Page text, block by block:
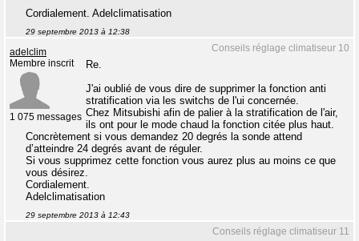
Cordialement. Adelclimatisation
29 septembre 2013 à 12:38
Conseils réglage climatiseur 10
adelclim
Membre inscrit
1 075 messages
Re.
J'ai oublié de vous dire de supprimer la fonction anti
stratification via les switchs de l'ui concernée.
Chez Mitsubishi afin de palier à la stratification de l'air,
ils ont pour le mode chaud la fonction citée plus haut.
Concrètement si vous demandez 20 degrés la sonde attend
d’atteindre 24 degrés avant de réguler.
Si vous supprimez cette fonction vous aurez plus au moins ce que
vous désirez.
Cordialement.
Adelclimatisation
29 septembre 2013 à 12:43
Conseils réglage climatiseur 11